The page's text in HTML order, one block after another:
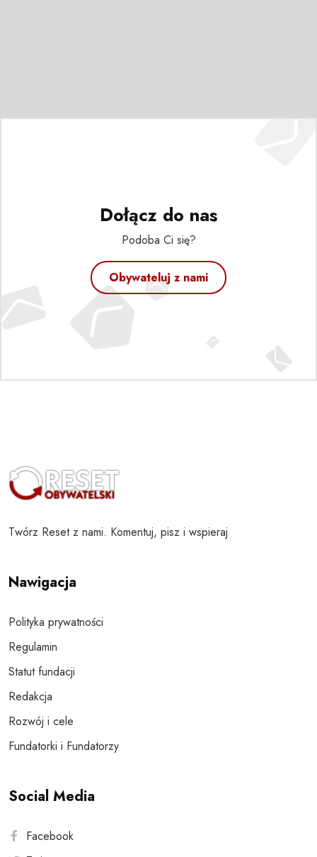
Dołącz do nas
Podoba Ci się?
Obywateluj z nami
Twórz Reset z nami. Komentuj, pisz i wspieraj
Nawigacja
Polityka prywatności
Regulamin
Statut fundacji
Redakcja
Rozwój i cele
Fundatorki i Fundatorzy
Social Media
Facebook